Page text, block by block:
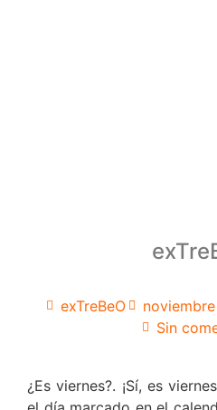
exTreBeO
Sin
¿Es viernes?. ¡Sí, es